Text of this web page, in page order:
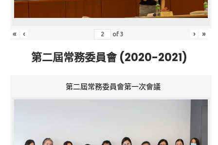
« ‹ of3 › »
第二屆常務委員會 (2020-2021)
第二屆常務委員會第一次會議